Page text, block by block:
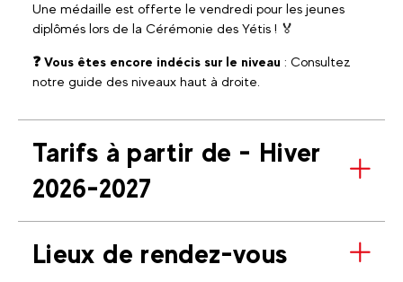
Une médaille est offerte le vendredi pour les jeunes
diplômés lors de la Cérémonie des Yétis ! 🏅
❓ Vous êtes encore indécis sur le niveau : Consultez
notre guide des niveaux haut à droite.
Tarifs à partir de - Hiver
2026-2027
Lieux de rendez-vous